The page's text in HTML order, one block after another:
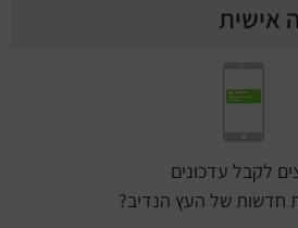
אישית
לקבל עדכונים
חדשות של העץ הנדיב?